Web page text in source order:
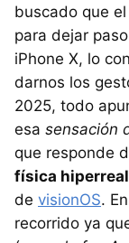
buscado que
para dejar
iPhone X, lo
darnos los
2025, todo
esa sensación
que responde
física
de visionOS.
recorrido ya